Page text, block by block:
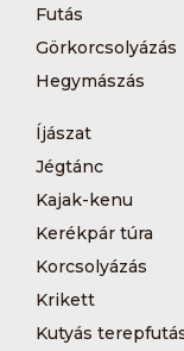
Futás
Görkorcsolyázás
Hegymászás
Íjászat
Jégtánc
Kajak-kenu
Kerékpár túra
Korcsolyázás
Krikett
Kutyás